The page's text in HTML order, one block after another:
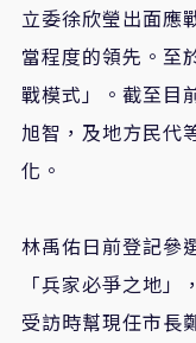
立委徐欣瑩出面應
當程度的領先。至
戰模式」。截至目
旭智，及地方民代
化。
林禹佑日前登記參
「兵家必爭之地
受訪時幫現任市長